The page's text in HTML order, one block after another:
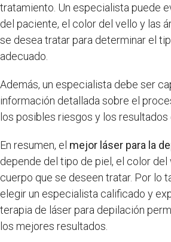
tratamiento. Un especialista puede
del paciente, el color del vello y las
se desea tratar para determinar el
adecuado.
Además, un especialista debe ser
información detallada sobre el
los posibles riesgos y los resultados
En resumen, el mejor láser para la
depende del tipo de piel, el color del
cuerpo que se deseen tratar. Por lo
elegir un especialista calificado y
terapia de láser para depilación
los mejores resultados.